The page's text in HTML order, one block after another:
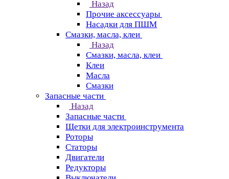
Назад
Прочие аксессуары
Насадки для ПШМ
Смазки, масла, клеи
Назад
Смазки, масла, клеи
Клеи
Масла
Смазки
Запасные части
Назад
Запасные части
Щетки для электроинструмента
Роторы
Статоры
Двигатели
Редукторы